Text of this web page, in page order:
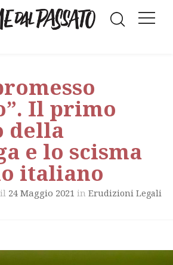
Il primo
della
e lo scisma
italiano
il 24 Maggio 2021 in Erudizioni Legali